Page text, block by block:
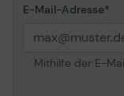
Stecker (zweites
E-Mail-Adresse
Mithilfe der E-